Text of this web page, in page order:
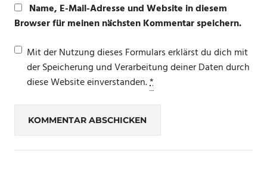
Name, E-Mail-Adresse und Website in diesem
Browser für meinen nächsten Kommentar speichern.
Mit der Nutzung dieses Formulars erklärst du dich mit
der Speicherung und Verarbeitung deiner Daten durch
diese Website einverstanden.*